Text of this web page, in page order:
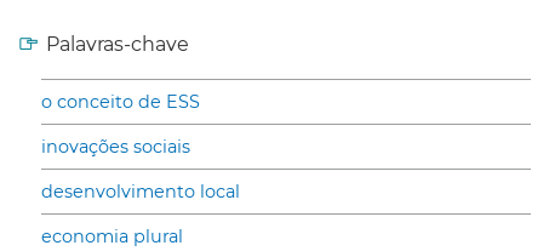
Palavras-chave
o conceito de ESS
inovações sociais
desenvolvimento local
economia plural